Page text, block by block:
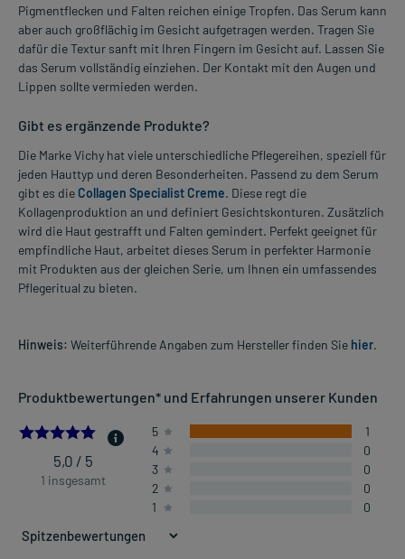
Pigmentflecken und Falten reichen einige Tropfen. Das Serum kann
aber auch großflächig im Gesicht aufgetragen werden. Tragen Sie
dafür die Textur sanft mit Ihren Fingern im Gesicht auf. Lassen Sie
das Serum vollständig einziehen. Der Kontakt mit den Augen und
Lippen sollte vermieden werden.
Gibt es ergänzende Produkte?
Die Marke Vichy hat viele unterschiedliche Pflegereihen, speziell für
jeden Hauttyp und deren Besonderheiten. Passend zu dem Serum
gibt es dieCollagen Specialist Creme. Diese regt die
Kollagenproduktion an und definiert Gesichtskonturen. Zusätzlich
wird die Haut gestrafft und Falten gemindert. Perfekt geeignet für
empfindliche Haut, arbeitet dieses Serum in perfekter Harmonie
mit Produkten aus der gleichen Serie, um Ihnen ein umfassendes
Pflegeritual zu bieten.
Hinweis: Weiterführende Angaben zum Hersteller finden Sie hier.
Produktbewertungen* und Erfahrungen unserer Kunden
5.0
5,0 / 5
1 insgesamt
5
1
4
0
3
0
2
0
1
0